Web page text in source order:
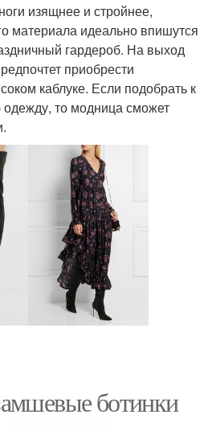
изящнее и стройнее,
материала идеально впишутся
гардероб. На выход
приобрести
каблуке. Если подобрать к
то модница сможет
ботинки